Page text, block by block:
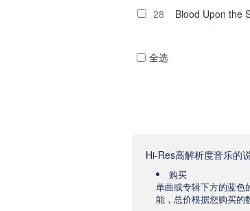
28 Blood Upon the
全选
Hi-Res高解析度音乐的
购买
单曲或专辑下方的蓝色
能，总价根据您购买的